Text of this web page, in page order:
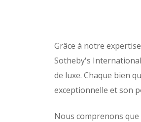
Grâce à notre
Sotheby's
de luxe. Chaque bien
exceptionnelle et son
Nous comprenons